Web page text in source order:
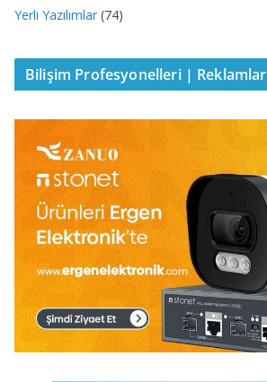
Yerli Yazılımlar (74)
Bilişim Profesyonelleri | Reklamlar